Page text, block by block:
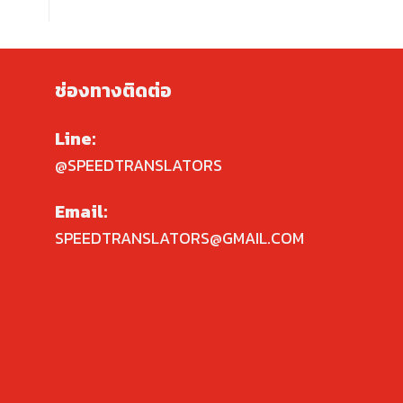
ช่องทางติดต่อ
Line:
@SPEEDTRANSLATORS
Email:
SPEEDTRANSLATORS@GMAIL.COM